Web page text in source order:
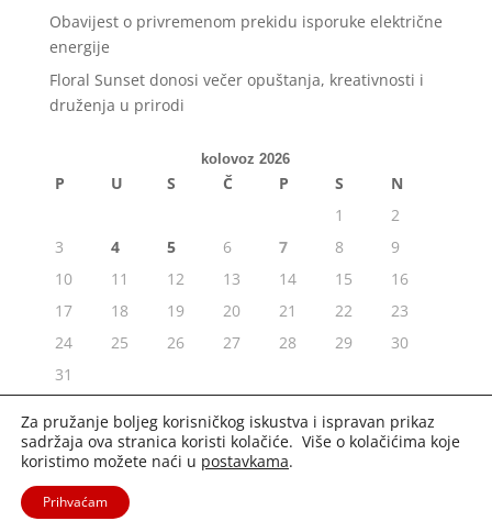
Obavijest o privremenom prekidu isporuke električne
energije
Floral Sunset donosi večer opuštanja, kreativnosti i
druženja u prirodi
kolovoz 2026
P U S Č P S
N
1
2
3
4 5 6 7 8
9
10
11 12 13 14 15
16
17
18 19 20 21 22
23
24
25 26 27 28 29
30
31
« srp
2020. Portal Osijek.in | Sva prava pridržana. |
Za pružanje boljeg korisničkog iskustva i ispravan prikaz
sadržaja ova stranica koristi kolačiće. Više o kolačićima koje
koristimo možete naći u postavkama.
Prihvaćam